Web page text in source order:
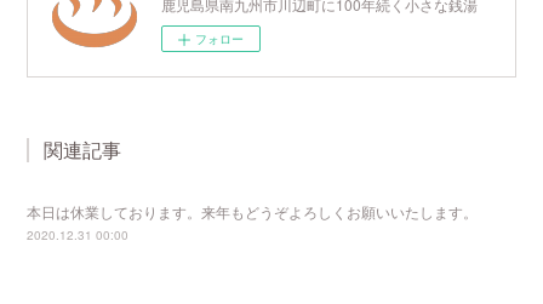
鹿児島県南九州市川辺町に100年続く小さな銭湯
フォロー
関連記事
本日は休業しております。来年もどうぞよろしくお願いいたします。
2020.12.31 00:00